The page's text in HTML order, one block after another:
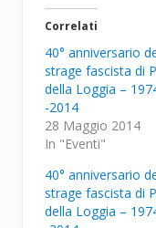
Correlati
40° anniversario
strage fascista di
della Loggia –
-2014
28 Maggio 2014
In "Eventi"
40° anniversario
strage fascista di
della Loggia –